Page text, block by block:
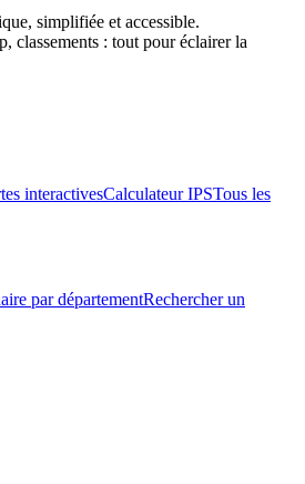
simplifiée et accessible.
classements : tout pour éclairer la
interactivesCalculateur IPSTous les
par départementRechercher un